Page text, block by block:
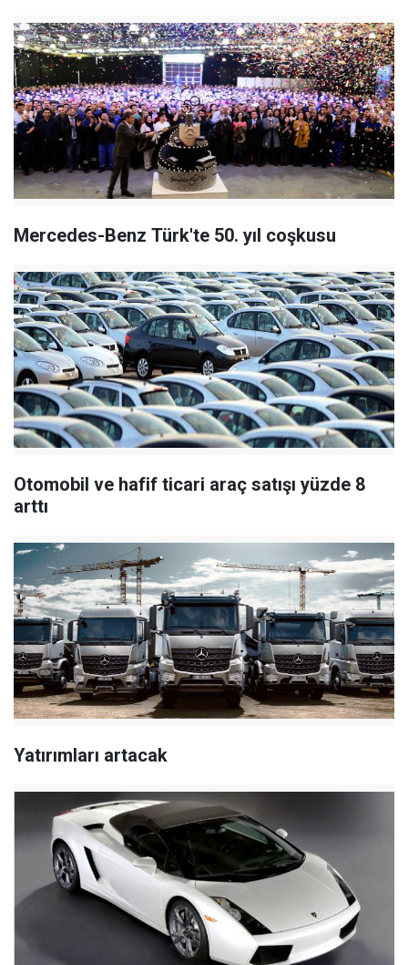
Mercedes-Benz Türk'te 50. yıl coşkusu
Otomobil ve hafif ticari araç satışı yüzde 8
arttı
Yatırımları artacak